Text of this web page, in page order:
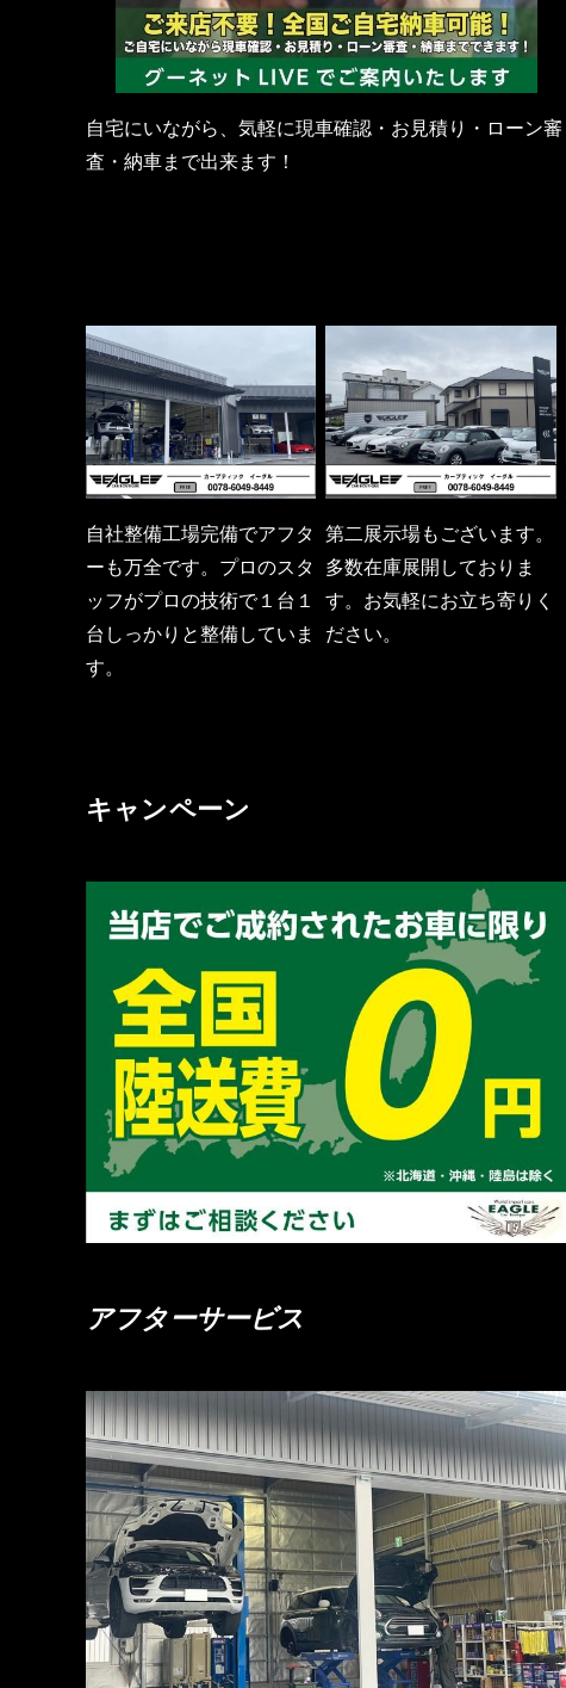
自宅にいながら、気軽に現車確認・お見積り・ローン審
査・納車まで出来ます！
自社整備工場完備でアフタ
ーも万全です。プロのスタ
ッフがプロの技術で１台１
台しっかりと整備していま
す。
第二展示場もございます。
多数在庫展開しておりま
す。お気軽にお立ち寄りく
ださい。
キャンペーン
アフターサービス